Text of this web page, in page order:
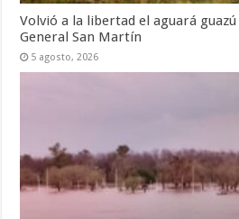
Volvió a la libertad el aguará
General San Martín
5 agosto, 2026